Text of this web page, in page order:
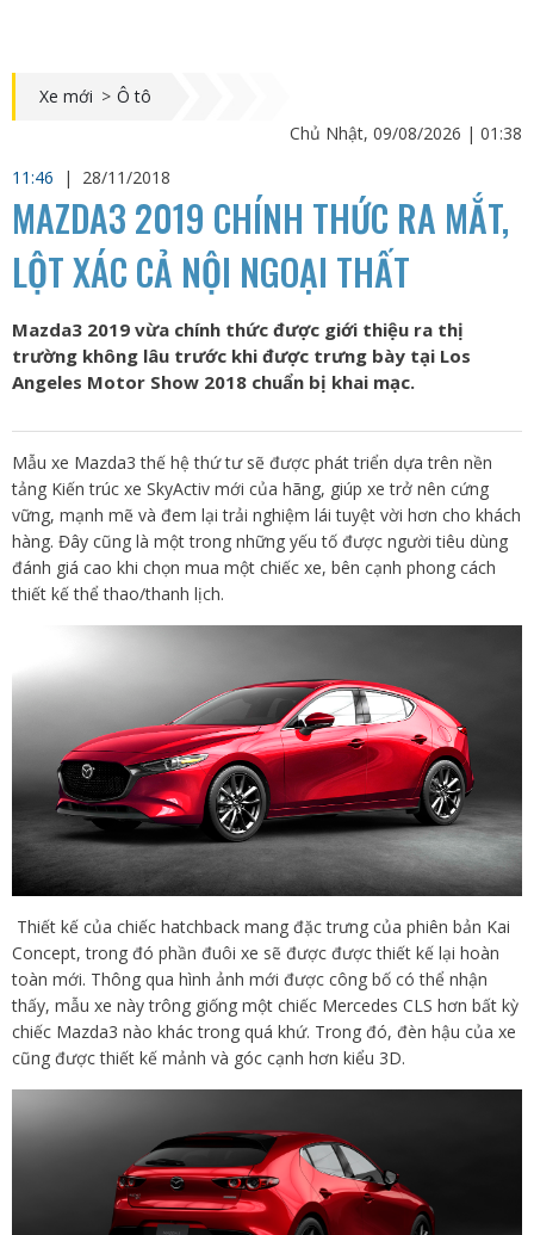
Xe mới > Ô tô
Chủ Nhật, 09/08/2026 | 01:38
11:46
| 28/11/2018
MAZDA3 2019 CHÍNH THỨC RA MẮT,
LỘT XÁC CẢ NỘI NGOẠI THẤT
Mazda3 2019 vừa chính thức được giới thiệu ra thị
trường không lâu trước khi được trưng bày tại Los
Angeles Motor Show 2018 chuẩn bị khai mạc.
Mẫu xe Mazda3 thế hệ thứ tư sẽ được phát triển dựa trên nền
tảng Kiến trúc xe SkyActiv mới của hãng, giúp xe trở nên cứng
vững, mạnh mẽ và đem lại trải nghiệm lái tuyệt vời hơn cho khách
hàng. Đây cũng là một trong những yếu tố được người tiêu dùng
đánh giá cao khi chọn mua một chiếc xe, bên cạnh phong cách
thiết kế thể thao/thanh lịch.
Thiết kế của chiếc hatchback mang đặc trưng của phiên bản Kai
Concept, trong đó phần đuôi xe sẽ được được thiết kế lại hoàn
toàn mới. Thông qua hình ảnh mới được công bố có thể nhận
thấy, mẫu xe này trông giống một chiếc Mercedes CLS hơn bất kỳ
chiếc Mazda3 nào khác trong quá khứ. Trong đó, đèn hậu của xe
cũng được thiết kế mảnh và góc cạnh hơn kiểu 3D.